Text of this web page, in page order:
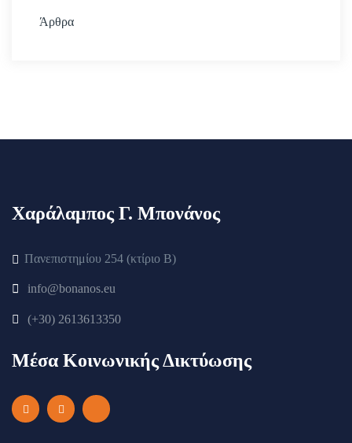
Άρθρα
Χαράλαμπος Γ. Μπονάνος
Πανεπιστημίου 254 (κτίριο Β)
info@bonanos.eu
(+30) 2613613350
Μέσα Κοινωνικής Δικτύωσης